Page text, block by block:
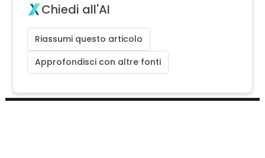
Chiedi all'AI
Riassumi questo articolo
Approfondisci con altre fonti